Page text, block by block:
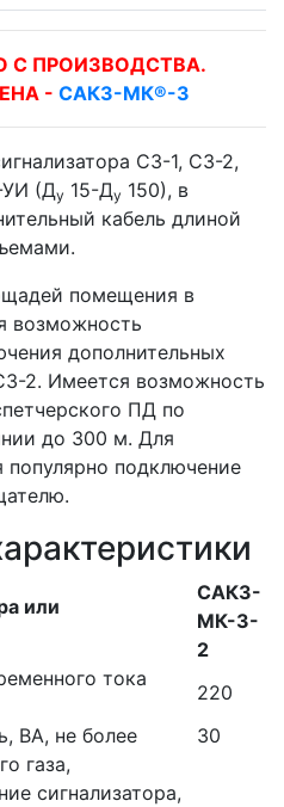
С ПРОИЗВОДСТВА.
- САКЗ-МК®-3
СЗ-1, СЗ-2,
УИ (Ду 15-Ду 150), в
кабель длиной
помещения в
возможность
дополнительных
2. Имеется возможность
ПД по
до 300 м. Для
популярно подключение
или
САКЗ-
МК-3-
2
тока
220
ВА, не более
30
газа,
сигнализатора,